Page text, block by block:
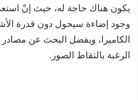
يكون هناك حاجة له، حيث إنّ
وجود إضاءة سيحول دون قدرة
الكاميرا، ويفضل البحث عن
الرغبة بالتقاط الصور.